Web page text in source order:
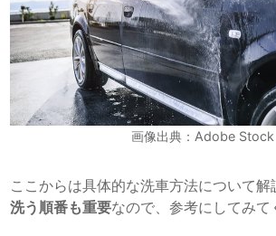
画像出典：Adobe Stock
ここからは具体的な洗車方法について解
洗う順番も重要なので、参考にしてみて